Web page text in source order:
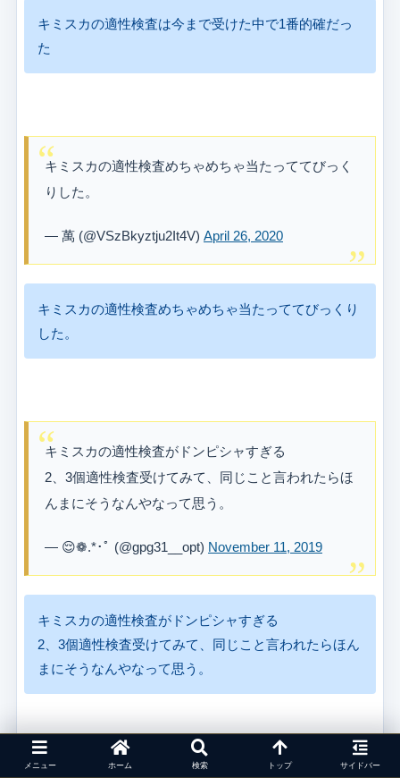
キミスカの適性検査は今まで受けた中で1番的確だっ
た
キミスカの適性検査めちゃめちゃ当たっててびっく
りした。
— 萬 (@VSzBkyztju2It4V) April 26, 2020
キミスカの適性検査めちゃめちゃ当たっててびっくり
した。
キミスカの適性検査がドンピシャすぎる
2、3個適性検査受けてみて、同じこと言われたらほ
んまにそうなんやなって思う。
— 😌❁.*･ﾟ (@gpg31__opt) November 11, 2019
キミスカの適性検査がドンピシャすぎる
2、3個適性検査受けてみて、同じこと言われたらほん
まにそうなんやなって思う。
メニュー ホーム 検索 トップ サイドバー